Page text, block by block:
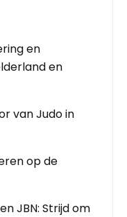
en
en
van Judo in
op de
JBN: Strijd om